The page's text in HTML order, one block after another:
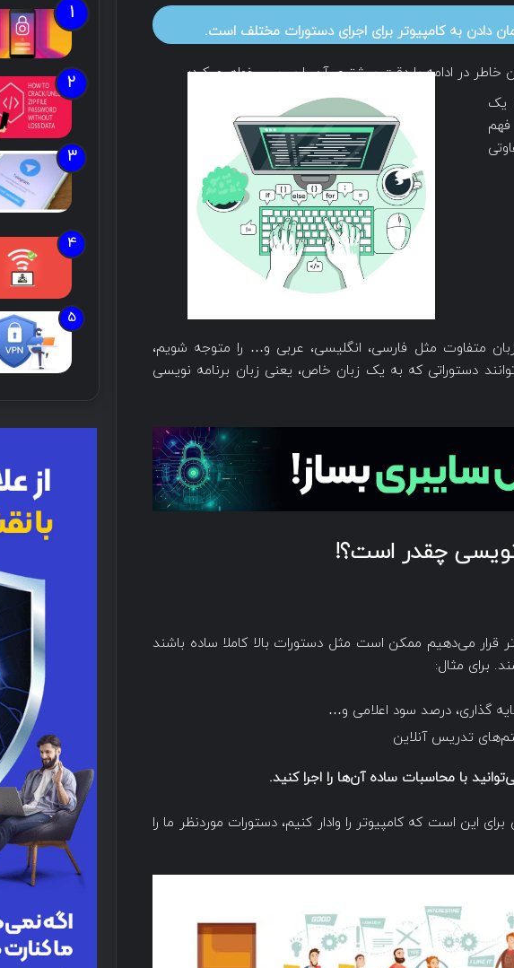
دادن به کامپیوتر برای اجرای دستورات مختلف است.
در ادامه با دقت بیشتری آن را بررسی خواهیم کرد:
یک
فهم
متفاوت مثل فارسی، انگلیسی، عربی و… را متوجه شویم،
دستوراتی که به یک زبان خاص، یعنی زبان برنامه نویسی
چقدر است؟!
قرار می‌دهیم ممکن است مثل دستورات بالا کاملا ساده باشند
برای مثال:
گذاری، درصد سود اعلامی و…
تدریس آنلاین
با محاسبات ساده آن‌ها را اجرا کنید.
این است که کامپیوتر را وادار کنیم، دستورات موردنظر ما را